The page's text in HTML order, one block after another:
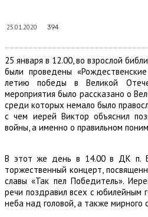
25.01.2020 394
25 января в 12.00, во взрослой
были проведены
летию победы в Великой
мероприятия было рассказано о
среди которых немало было
с чем иерей Виктор объяснил
войны, а именно о правильном
В этот же день в 14.00 в ДК п.
торжественный концерт,
славы «Так пел Победитель».
речи поздравил всех с юбилейным
неба над головой, а также мирного